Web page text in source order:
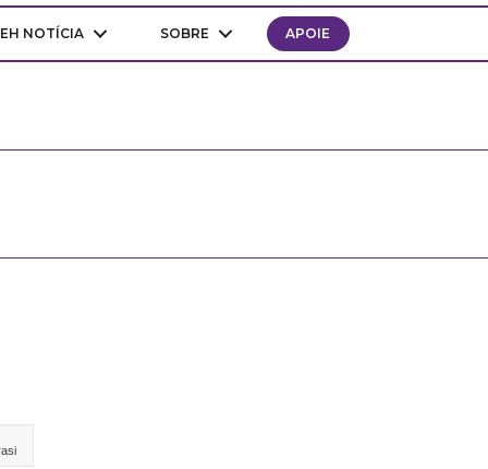
EH NOTÍCIA SOBRE APOIE